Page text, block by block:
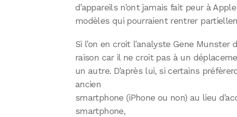
d’appareils n’ont jamais fait peur à
modèles qui pourraient rentrer
Si l’on en croit l’analyste Gene
raison car il ne croit pas à un
un autre. D’après lui, si certains
ancien
smartphone (iPhone ou non) au lieu
smartphone,